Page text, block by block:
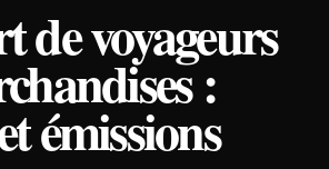
de voyageurs
:
émissions